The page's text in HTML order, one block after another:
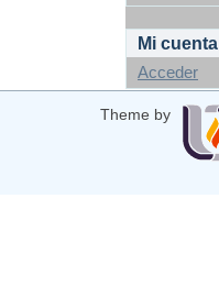
Mi cuenta
Acceder
Theme by